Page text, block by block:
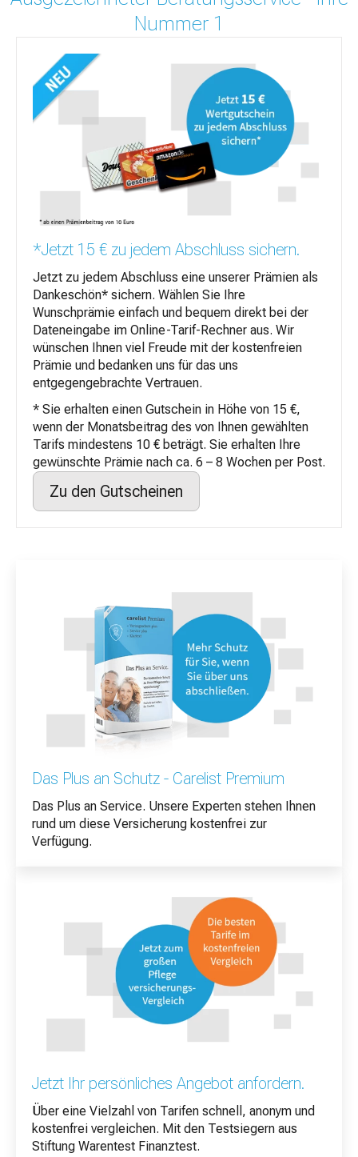
Nummer 1
*Jetzt 15 € zu jedem Abschluss sichern.
Jetzt zu jedem Abschluss eine unserer Prämien als
Dankeschön* sichern. Wählen Sie Ihre
Wunschprämie einfach und bequem direkt bei der
Dateneingabe im Online-Tarif-Rechner aus. Wir
wünschen Ihnen viel Freude mit der kostenfreien
Prämie und bedanken uns für das uns
entgegengebrachte Vertrauen.
* Sie erhalten einen Gutschein in Höhe von 15 €,
wenn der Monatsbeitrag des von Ihnen gewählten
Tarifs mindestens 10 € beträgt. Sie erhalten Ihre
gewünschte Prämie nach ca. 6 – 8 Wochen per Post.
Zu den Gutscheinen
Das Plus an Schutz - Carelist Premium
Das Plus an Service. Unsere Experten stehen Ihnen
rund um diese Versicherung kostenfrei zur
Verfügung.
Jetzt Ihr persönliches Angebot anfordern.
Über eine Vielzahl von Tarifen schnell, anonym und
kostenfrei vergleichen. Mit den Testsiegern aus
Stiftung Warentest Finanztest.